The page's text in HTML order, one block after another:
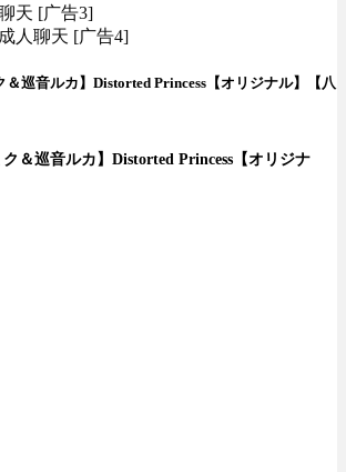
天 [广告3]
人聊天 [广告4]
＆巡音ルカ】Distorted Princess【オリジナル】【八
ク＆巡音ルカ】Distorted Princess【オリジナ